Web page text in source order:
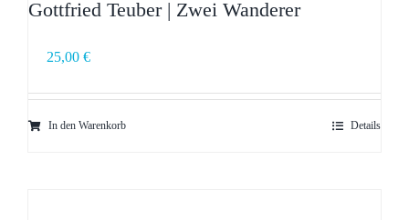
Gottfried Teuber | Zwei Wanderer
25,00 €
In den Warenkorb Details